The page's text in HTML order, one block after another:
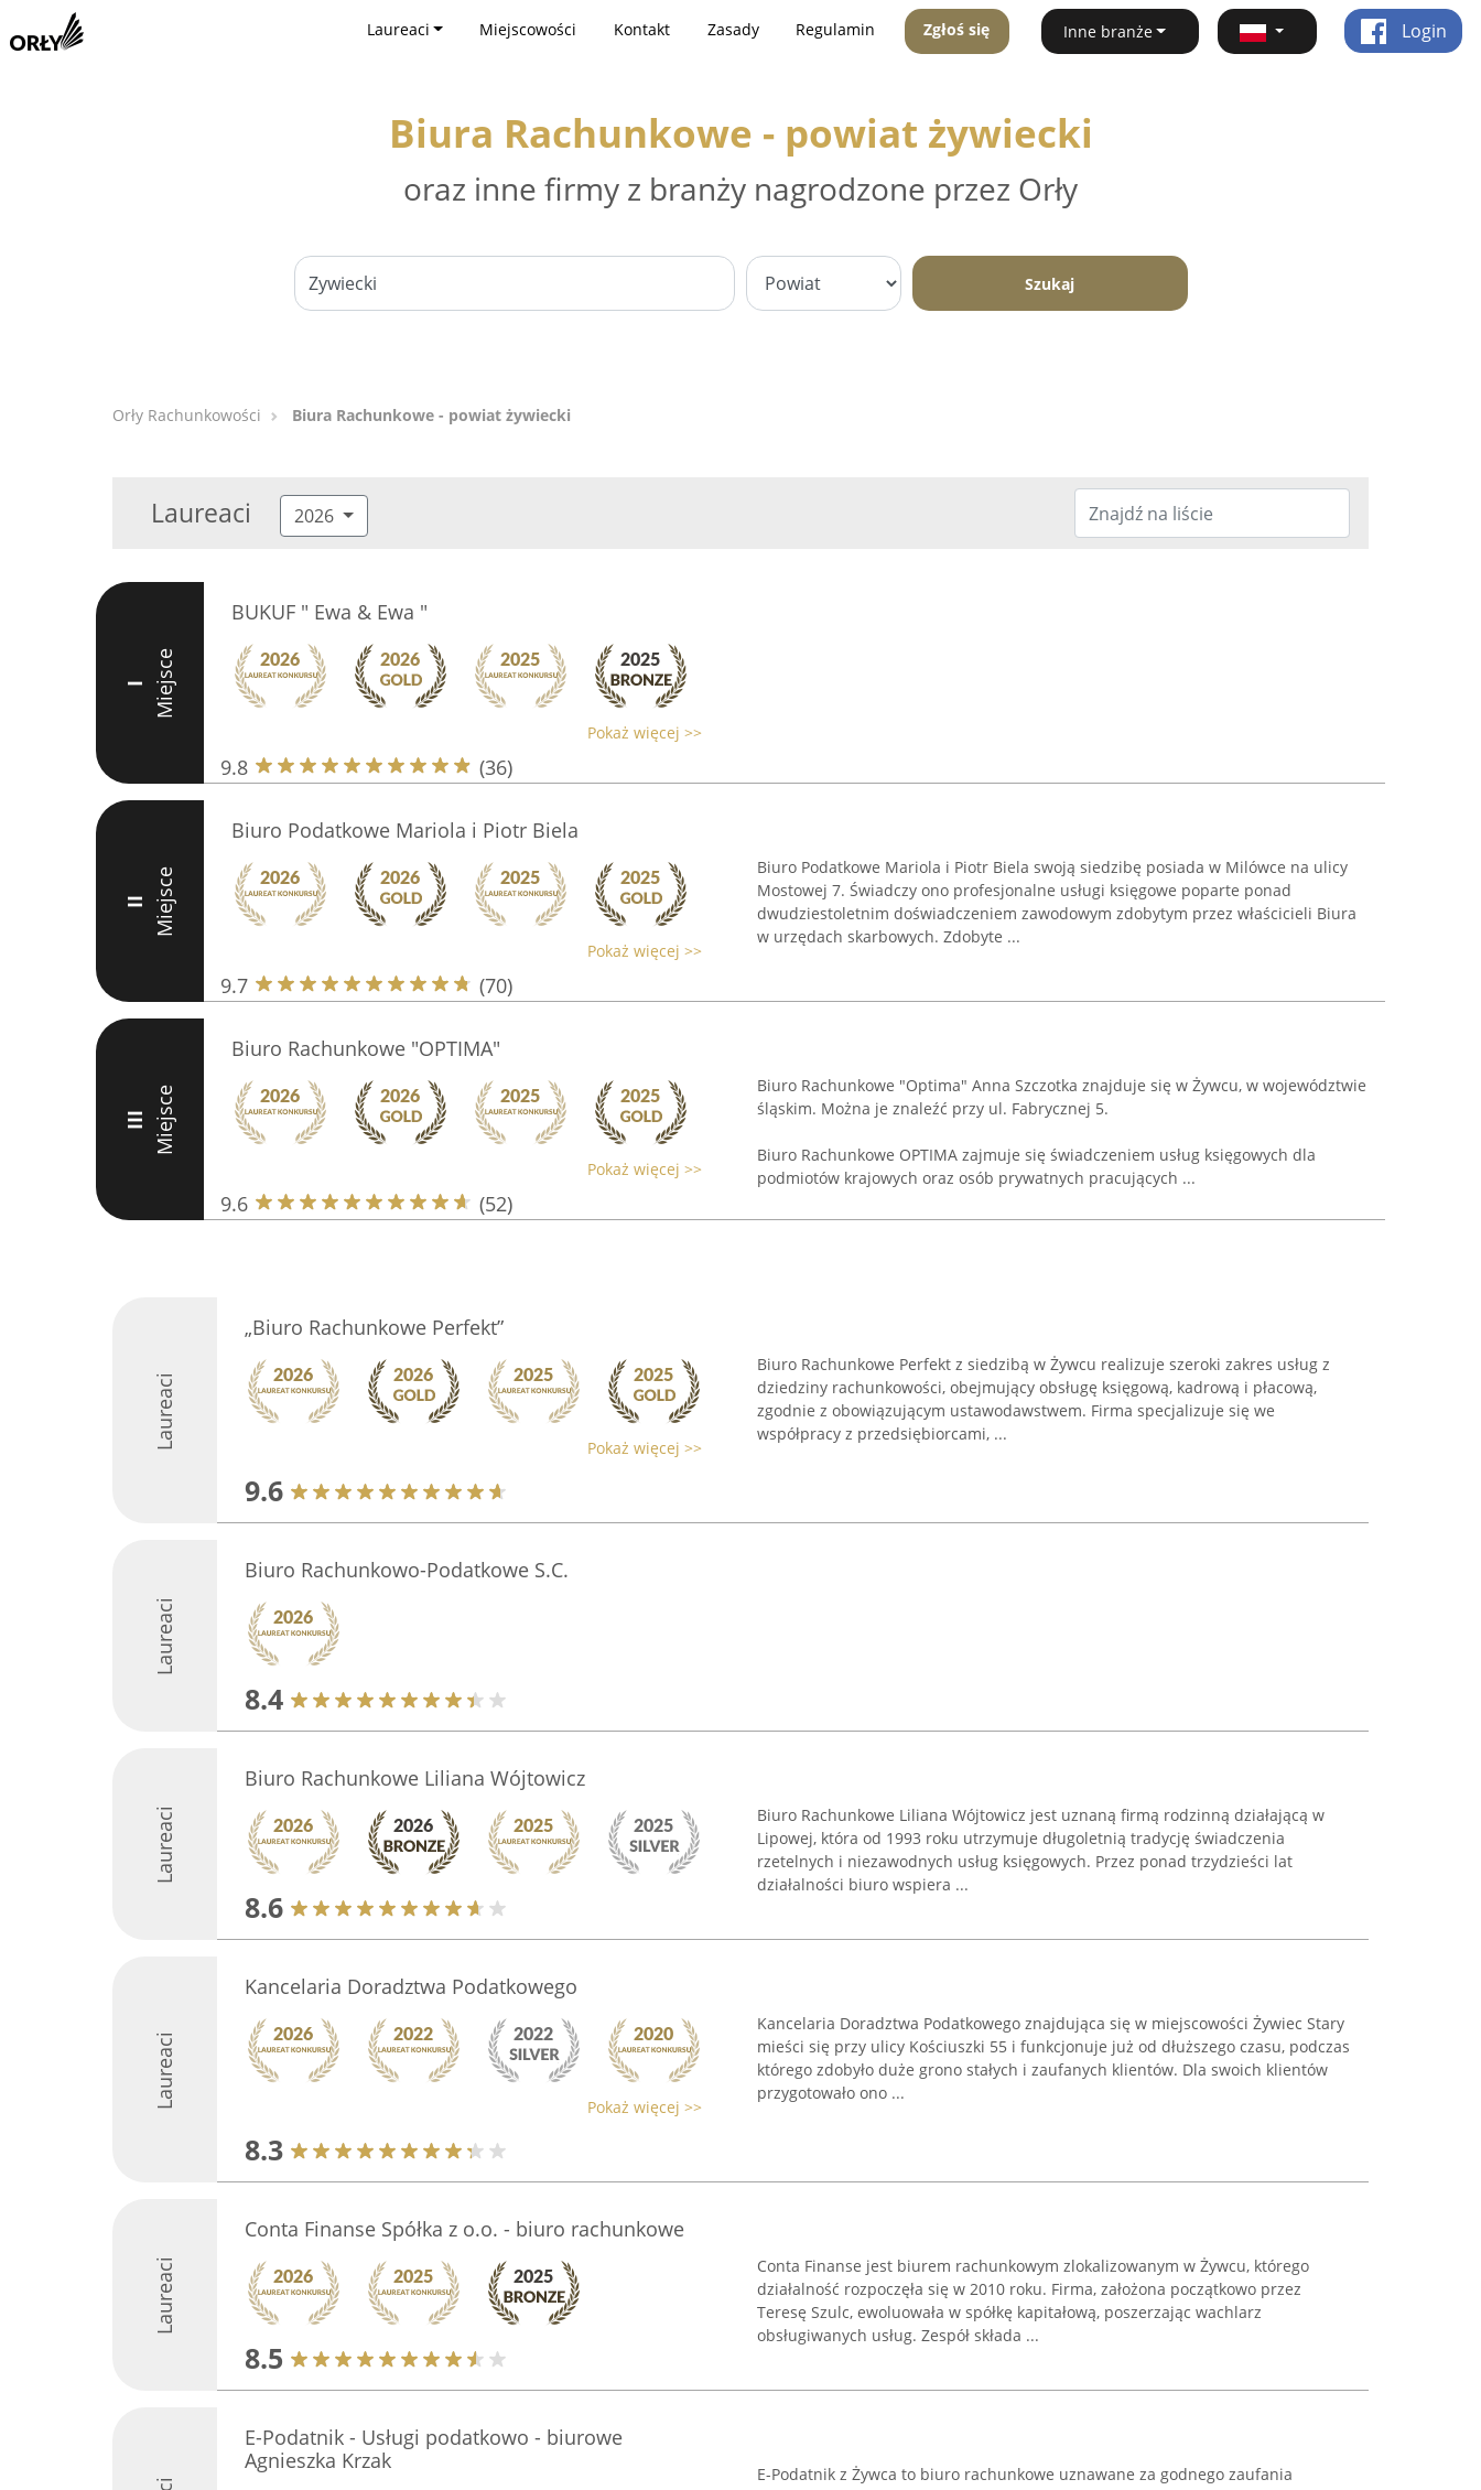
Laureaci Miejscowości Kontakt Zasady Regulamin Zgłoś się Inne branże Login
Biura Rachunkowe - powiat żywiecki
oraz inne firmy z branży nagrodzone przez Orły
Szukaj
Orły Rachunkowości Biura Rachunkowe - powiat żywiecki
Laureaci 2026
I Miejsce
BUKUF " Ewa & Ewa "
Pokaż więcej >>
9.8 (36)
II Miejsce
Biuro Podatkowe Mariola i Piotr Biela
Pokaż więcej >>
9.7 (70)
Biuro Podatkowe Mariola i Piotr Biela swoją siedzibę posiada w Milówce na ulicy
Mostowej 7. Świadczy ono profesjonalne usługi księgowe poparte ponad
dwudziestoletnim doświadczeniem zawodowym zdobytym przez właścicieli Biura
w urzędach skarbowych. Zdobyte ...
III Miejsce
Biuro Rachunkowe "OPTIMA"
Pokaż więcej >>
9.6 (52)
Biuro Rachunkowe "Optima" Anna Szczotka znajduje się w Żywcu, w województwie
śląskim. Można je znaleźć przy ul. Fabrycznej 5.
Biuro Rachunkowe OPTIMA zajmuje się świadczeniem usług księgowych dla
podmiotów krajowych oraz osób prywatnych pracujących ...
Laureaci
„Biuro Rachunkowe Perfekt”
Pokaż więcej >>
9.6
Biuro Rachunkowe Perfekt z siedzibą w Żywcu realizuje szeroki zakres usług z
dziedziny rachunkowości, obejmujący obsługę księgową, kadrową i płacową,
zgodnie z obowiązującym ustawodawstwem. Firma specjalizuje się we
współpracy z przedsiębiorcami, ...
Laureaci
Biuro Rachunkowo-Podatkowe S.C.
8.4
Laureaci
Biuro Rachunkowe Liliana Wójtowicz
8.6
Biuro Rachunkowe Liliana Wójtowicz jest uznaną firmą rodzinną działającą w
Lipowej, która od 1993 roku utrzymuje długoletnią tradycję świadczenia
rzetelnych i niezawodnych usług księgowych. Przez ponad trzydzieści lat
działalności biuro wspiera ...
Laureaci
Kancelaria Doradztwa Podatkowego
Pokaż więcej >>
8.3
Kancelaria Doradztwa Podatkowego znajdująca się w miejscowości Żywiec Stary
mieści się przy ulicy Kościuszki 55 i funkcjonuje już od dłuższego czasu, podczas
którego zdobyło duże grono stałych i zaufanych klientów. Dla swoich klientów
przygotowało ono ...
Laureaci
Conta Finanse Spółka z o.o. - biuro rachunkowe
8.5
Conta Finanse jest biurem rachunkowym zlokalizowanym w Żywcu, którego
działalność rozpoczęła się w 2010 roku. Firma, założona początkowo przez
Teresę Szulc, ewoluowała w spółkę kapitałową, poszerzając wachlarz
obsługiwanych usług. Zespół składa ...
E-Podatnik - Usługi podatkowo - biurowe
Agnieszka Krzak
E-Podatnik z Żywca to biuro rachunkowe uznawane za godnego zaufania